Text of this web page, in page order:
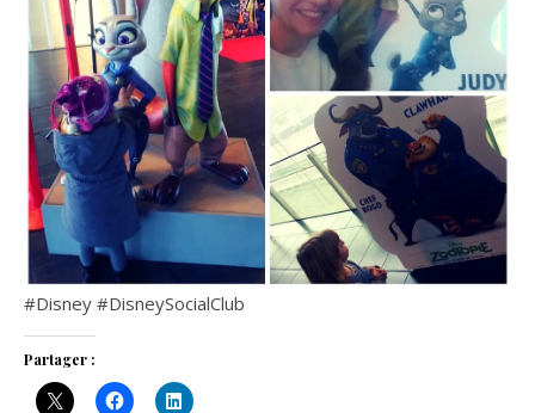
#Disney #DisneySocialClub
Partager :